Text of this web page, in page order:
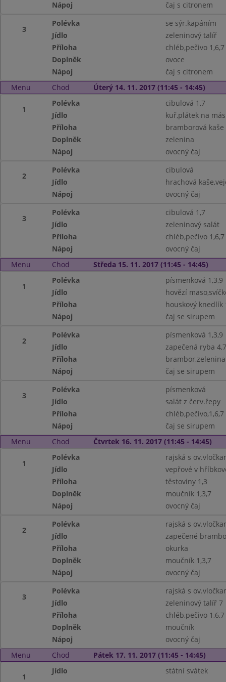
Nápoj čaj s citronem
3
Polévka
se sýr.kapáním
Jídlo
zeleninový talíř
Příloha
chléb,pečivo 1,6,7
Doplněk
ovoce
Nápoj
čaj s citronem
Menu
Chod Úterý 14. 11. 2017 (11:45 - 14:45)
1
Polévka
cibulová 1,7
Jídlo
kuř,plátek na
Příloha
bramborová kaše
Doplněk
zelenina
Nápoj
ovocný čaj
2
Polévka
cibulová
Jídlo
hrachová
Nápoj
ovocný čaj
3
Polévka
cibulová 1,7
Jídlo
zeleninový salát
Příloha
chléb,pečivo 1,6,7
Nápoj
ovocný čaj
Menu
Chod Středa 15. 11. 2017 (11:45 - 14:45)
1
Polévka
písmenková 1,3,9
Jídlo
hovězí
Příloha
houskový knedlík
Nápoj
čaj se sirupem
2
Polévka
písmenková 1,3,9
Jídlo
zapečená ryba
Příloha
brambor,zelenina
Nápoj
čaj se sirupem
3
Polévka
písmenková
Jídlo
salát z červ.řepy
Příloha
chléb,pečivo,1,6,7
Nápoj
čaj se sirupem
Menu
Chod Čtvrtek 16. 11. 2017 (11:45 - 14:45)
1
Polévka
rajská s
Jídlo
vepřové v
Příloha
těstoviny 1,3
Doplněk
moučník 1,3,7
Nápoj
ovocný čaj
2
Polévka
rajská s
Jídlo
zapečené
Příloha
okurka
Doplněk
moučník 1,3,7
Nápoj
ovocný čaj
3
Polévka
rajská s
Jídlo
zeleninový talíř 7
Příloha
chléb,pečivo 1,6,7
Doplněk
moučník
Nápoj
ovocný čaj
Menu
Chod Pátek 17. 11. 2017 (11:45 - 14:45)
1
Jídlo státní svátek